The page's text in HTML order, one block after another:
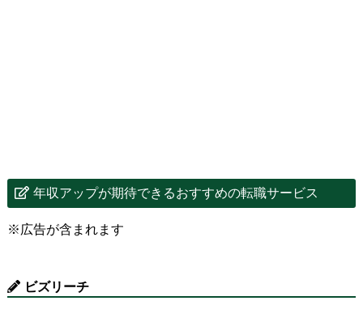
年収アップが期待できるおすすめの転職サービス
※広告が含まれます
ビズリーチ